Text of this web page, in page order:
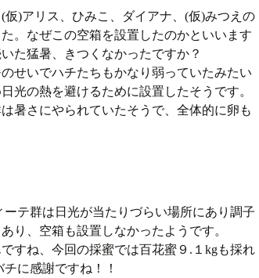
)アリス、ひみこ、ダイアナ、(仮)みつえの
。なぜこの空箱を設置したのかといいます
た猛暑、きつくなかったですか？
せいでハチたちもかなり弱っていたみたい
光の熱を避けるために設置したそうです。
暑さにやられていたそうで、全体的に卵も
テ群は日光が当たりづらい場所にあり調子
り、空箱も設置しなかったようです。
すね、今回の採蜜では百花蜜９.１kgも採れ
に感謝ですね！！